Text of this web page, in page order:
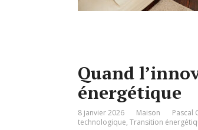
Quand
énergétique
8 janvier 2026 Maison Pascal
technologique, Transition